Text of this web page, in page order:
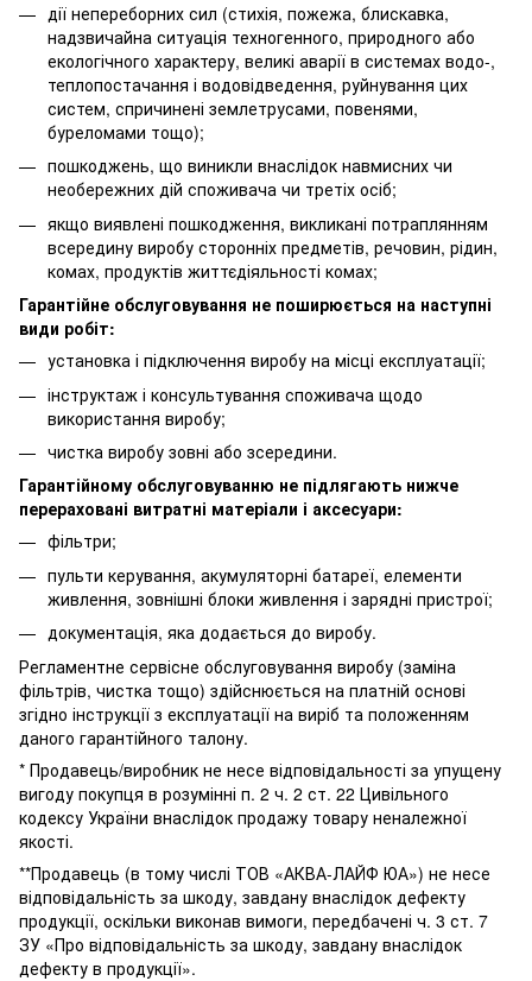
дії непереборних сил (стихія, пожежа, блискавка,
надзвичайна ситуація техногенного, природного або
екологічного характеру, великі аварії в системах водо-,
теплопостачання і водовідведення, руйнування цих
систем, спричинені землетрусами, повенями,
буреломами тощо);
пошкоджень, що виникли внаслідок навмисних чи
необережних дій споживача чи третіх осіб;
якщо виявлені пошкодження, викликані потраплянням
всередину виробу сторонніх предметів, речовин, рідин,
комах, продуктів життєдіяльності комах;
Гарантійне обслуговування не поширюється на наступні
види робіт:
установка і підключення виробу на місці експлуатації;
інструктаж і консультування споживача щодо
використання виробу;
чистка виробу зовні або зсередини.
Гарантійному обслуговуванню не підлягають нижче
перераховані витратні матеріали і аксесуари:
фільтри;
пульти керування, акумуляторні батареї, елементи
живлення, зовнішні блоки живлення і зарядні пристрої;
документація, яка додається до виробу.
Регламентне сервісне обслуговування виробу (заміна
фільтрів, чистка тощо) здійснюється на платній основі
згідно інструкції з експлуатації на виріб та положенням
даного гарантійного талону.
* Продавець/виробник не несе відповідальності за упущену
вигоду покупця в розумінні п. 2 ч. 2 ст. 22 Цивільного
кодексу України внаслідок продажу товару неналежної
якості.
**Продавець (в тому числі ТОВ «АКВА-ЛАЙФ ЮА») не несе
відповідальність за шкоду, завдану внаслідок дефекту
продукції, оскільки виконав вимоги, передбачені ч. 3 ст. 7
ЗУ «Про відповідальність за шкоду, завдану внаслідок
дефекту в продукції».